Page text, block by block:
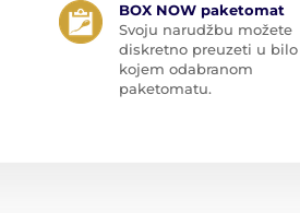
BOX NOW paketomat
Svoju narudžbu možete
diskretno preuzeti u bilo
kojem odabranom
paketomatu.